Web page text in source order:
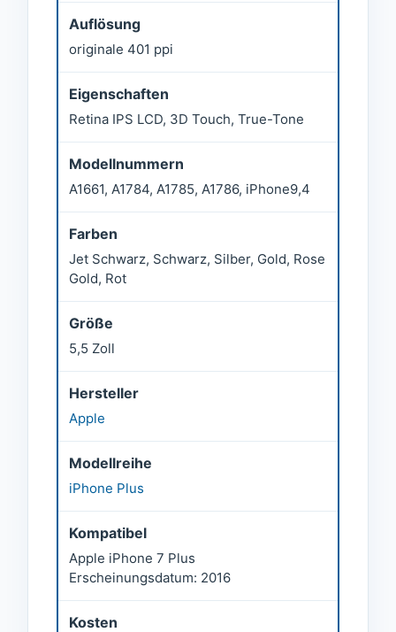
Auflösung
originale 401 ppi
Eigenschaften
Retina IPS LCD, 3D Touch, True-Tone
Modellnummern
A1661, A1784, A1785, A1786, iPhone9,4
Farben
Jet Schwarz, Schwarz, Silber, Gold, Rose
Gold, Rot
Größe
5,5 Zoll
Hersteller
Apple
Modellreihe
iPhone Plus
Kompatibel
Apple iPhone 7 Plus
Erscheinungsdatum: 2016
Kosten